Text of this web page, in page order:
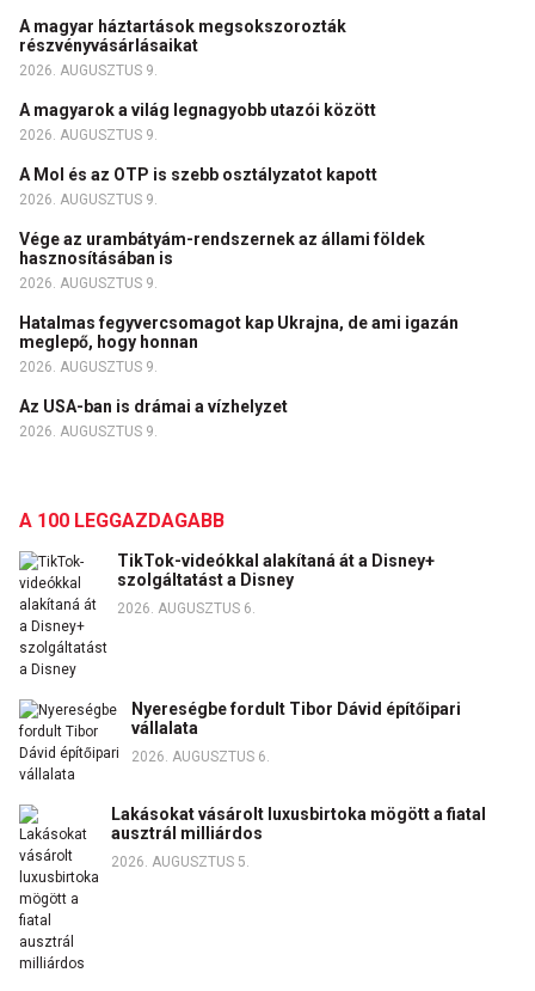
A magyar háztartások megsokszorozták
részvényvásárlásaikat
2026. AUGUSZTUS 9.
A magyarok a világ legnagyobb utazói között
2026. AUGUSZTUS 9.
A Mol és az OTP is szebb osztályzatot kapott
2026. AUGUSZTUS 9.
Vége az urambátyám-rendszernek az állami földek
hasznosításában is
2026. AUGUSZTUS 9.
Hatalmas fegyvercsomagot kap Ukrajna, de ami igazán
meglepő, hogy honnan
2026. AUGUSZTUS 9.
Az USA-ban is drámai a vízhelyzet
2026. AUGUSZTUS 9.
A 100 LEGGAZDAGABB
TikTok-videókkal alakítaná át a Disney+
szolgáltatást a Disney
2026. AUGUSZTUS 6.
Nyereségbe fordult Tibor Dávid építőipari
vállalata
2026. AUGUSZTUS 6.
Lakásokat vásárolt luxusbirtoka mögött a fiatal
ausztrál milliárdos
2026. AUGUSZTUS 5.